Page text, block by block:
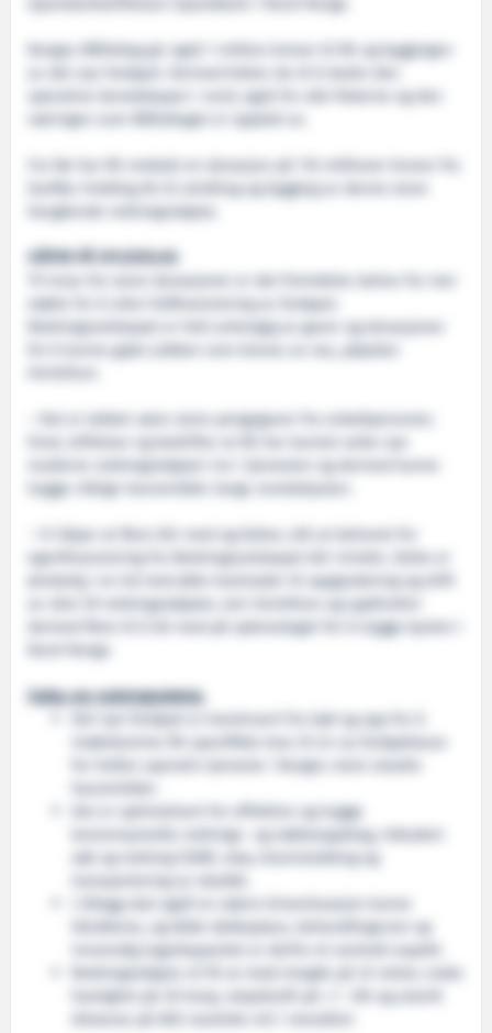
Norges Råfisklag gir også 1 million kroner til RS og byggingen
av det nye fartøyet. Dermed bidrar de til å bedre den
operative beredskapen i nord, også for alle fiskerne og den
næringen som Råfisklaget er opptatt av.
Fra før har RS mottatt en donasjon på 110 millioner kroner fra
GarMar Holding AS til utvikling og bygging av denne store
havgående redningsskøyta.
HÅPER PÅ SPLEISELAG
Til tross for store donasjoner er det fremdeles behov for mer
støtte for å sikre fullfinansiering av fartøyet.
Redningsselskapet er helt avhengig av gaver og donasjoner
for å kunne gjøre jobben som kreves av oss, påpeker
– Det er takket være store pengegaver fra enkeltpersoner,
fond, stiftelser og bedrifter at RS har kunnet sette nye
moderne redningsskøyter inn i tjenesten og dermed kunne
trygge viktige havområder langs norskekysten.
– Vi håper at flere blir med og bidrar, slik at behovet for
egenfinansiering fra Redningsselskapet blir mindre. Dette er
ønskelig i en tid med økte kostnader til oppgradering og drift
av våre 59 redningsskøyter, sier Herlofson og oppfordrer
dermed flere til å bli med på spleiselaget for å trygge kysten i
Nord-Norge.
Fakta om redningsskøyta
Det nye fartøyet er konstruert fra kjøl og opp for å
imøtekomme RS spesifikke krav til en ny fartøyklasse
for helårs operativ tjeneste i Norges mest utsatte
havområder.
Det er optimalisert for effektive og trygge
konvensjonelle rednings- og støtteoppdrag, inkludert
søk og redning (SAR), slep, brannslukking og
transportering av skadde.
I tillegg skal også̊ en større krisesituasjon kunne
håndteres, og både dekksplass, behandlingsrom og
innvendig lugarkapasitet er derfor et sentralt aspekt.
Redningsskøyta vil få en total lengde på 32 meter, maks
hastighet på 30 knop, slepekraft på +/- 30t og utseilt
distanse på 600 nautiske mil i marsjfart.